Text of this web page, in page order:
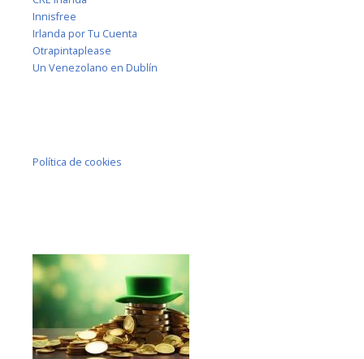
Innisfree
Irlanda por Tu Cuenta
Otrapintaplease
Un Venezolano en Dublín
Política de cookies